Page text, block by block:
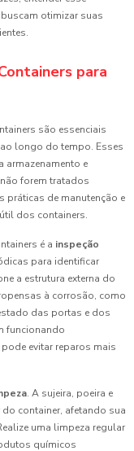
otimizar suas
para
são essenciais
longo do tempo. Esses
e
forem tratados
práticas de manutenção e
dos containers.
é a inspeção
para identificar
a estrutura externa do
à corrosão, como
das portas e dos
funcionando
evitar reparos mais
. A sujeira, poeira e
container, afetando sua
uma limpeza regular
químicos